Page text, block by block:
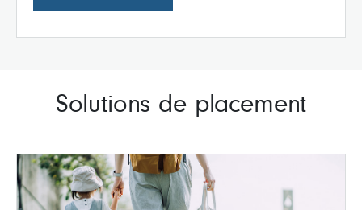
Solutions de placement